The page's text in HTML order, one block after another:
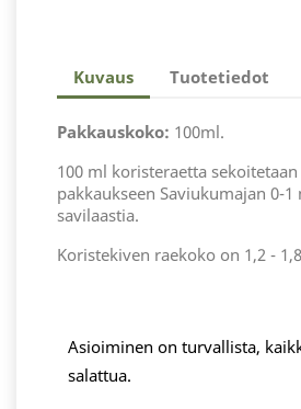
Kuvaus Tuotetiedot
Pakkauskoko: 100ml.
100 ml koristeraetta sekoitetaan
pakkaukseen Saviukumajan 0-
savilaastia.
Koristekiven raekoko on 1,2 -
Asioiminen on turvallista,
salattua.